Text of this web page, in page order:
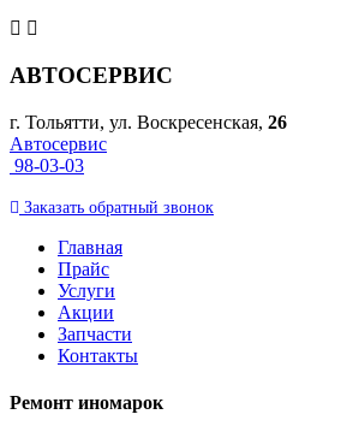
АВТОСЕРВИС
г. Тольятти, ул. Воскресенская, 26
Автосервис
98-03-03
Заказать обратный звонок
Главная
Прайс
Услуги
Акции
Запчасти
Контакты
Ремонт иномарок